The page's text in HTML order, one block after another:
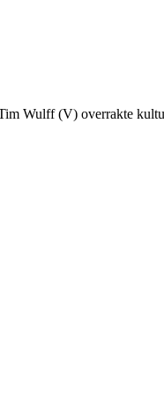
Wulff (V) overrakte